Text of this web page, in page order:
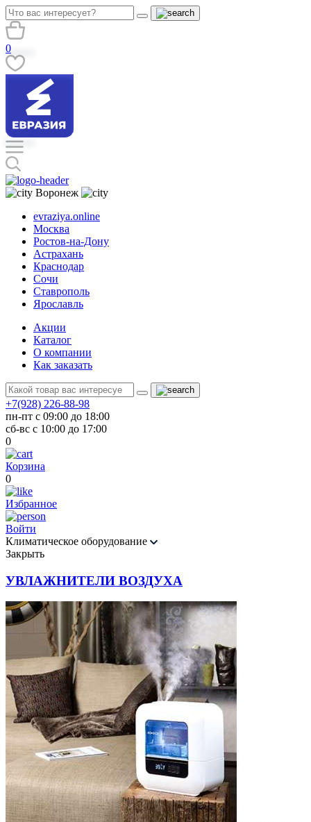
0
Воронеж
evraziya.online
Москва
Ростов-на-Дону
Астрахань
Краснодар
Сочи
Ставрополь
Ярославль
Акции
Каталог
О компании
Как заказать
+7(928) 226-88-98
пн-пт с 09:00 до 18:00
сб-вс с 10:00 до 17:00
0
Корзина
0
Избранное
Войти
Климатическое оборудование
Закрыть
УВЛАЖНИТЕЛИ ВОЗДУХА